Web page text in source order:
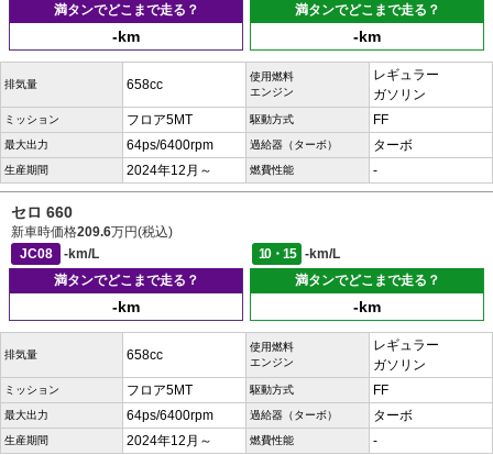
満タンでどこまで走る？
-km
満タンでどこまで走る？
-km
排気量 658cc
使用燃料
エンジン
レギュラー
ガソリン
ミッション フロア5MT 駆動方式 FF
最大出力 64ps/6400rpm 過給器（ターボ） ターボ
生産期間 2024年12月～ 燃費性能 -
セロ 660
新車時価格209.6万円(税込)
JC08
-km/L 10・15
-km/L
満タンでどこまで走る？
-km
満タンでどこまで走る？
-km
排気量 658cc
使用燃料
エンジン
レギュラー
ガソリン
ミッション フロア5MT 駆動方式 FF
最大出力 64ps/6400rpm 過給器（ターボ） ターボ
生産期間 2024年12月～ 燃費性能 -